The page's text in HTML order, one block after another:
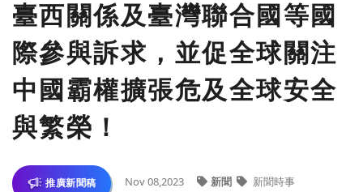
臺西關係及臺灣聯合國等國
際參與訴求，並促全球關注
中國霸權擴張危及全球安全
與繁榮！
推廣新聞稿 Nov 08,2023 新聞 新聞時事